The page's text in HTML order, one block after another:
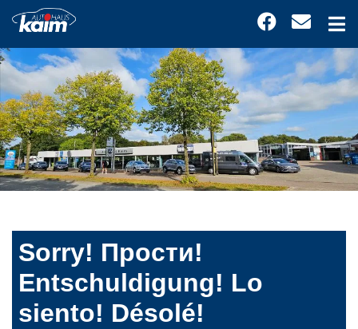
Sorry! Прости!
Entschuldigung! Lo
siento! Désolé!